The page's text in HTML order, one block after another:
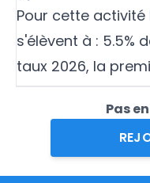
Pour cette
s'élèvent à : 5.5%
taux 2026, la
Pas